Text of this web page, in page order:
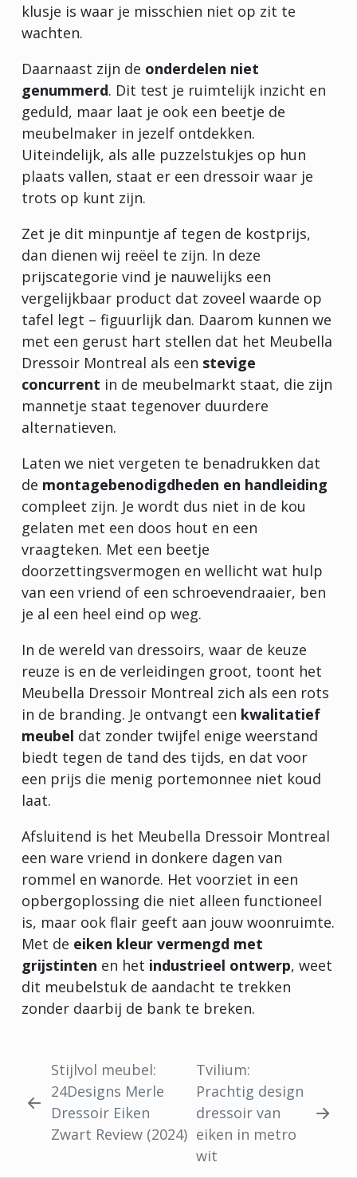
klusje is waar je misschien niet op zit te
wachten.
Daarnaast zijn de onderdelen niet
genummerd. Dit test je ruimtelijk inzicht en
geduld, maar laat je ook een beetje de
meubelmaker in jezelf ontdekken.
Uiteindelijk, als alle puzzelstukjes op hun
plaats vallen, staat er een dressoir waar je
trots op kunt zijn.
Zet je dit minpuntje af tegen de kostprijs,
dan dienen wij reëel te zijn. In deze
prijscategorie vind je nauwelijks een
vergelijkbaar product dat zoveel waarde op
tafel legt – figuurlijk dan. Daarom kunnen we
met een gerust hart stellen dat het Meubella
Dressoir Montreal als een stevige
concurrent in de meubelmarkt staat, die zijn
mannetje staat tegenover duurdere
alternatieven.
Laten we niet vergeten te benadrukken dat
de montagebenodigdheden en handleiding
compleet zijn. Je wordt dus niet in de kou
gelaten met een doos hout en een
vraagteken. Met een beetje
doorzettingsvermogen en wellicht wat hulp
van een vriend of een schroevendraaier, ben
je al een heel eind op weg.
In de wereld van dressoirs, waar de keuze
reuze is en de verleidingen groot, toont het
Meubella Dressoir Montreal zich als een rots
in de branding. Je ontvangt een kwalitatief
meubel dat zonder twijfel enige weerstand
biedt tegen de tand des tijds, en dat voor
een prijs die menig portemonnee niet koud
laat.
Afsluitend is het Meubella Dressoir Montreal
een ware vriend in donkere dagen van
rommel en wanorde. Het voorziet in een
opbergoplossing die niet alleen functioneel
is, maar ook flair geeft aan jouw woonruimte.
Met de eiken kleur vermengd met
grijstinten en het industrieel ontwerp, weet
dit meubelstuk de aandacht te trekken
zonder daarbij de bank te breken.
Stijlvol meubel:
24Designs Merle
Dressoir Eiken
Zwart Review (2024)
Tvilium:
Prachtig design
dressoir van
eiken in metro
wit